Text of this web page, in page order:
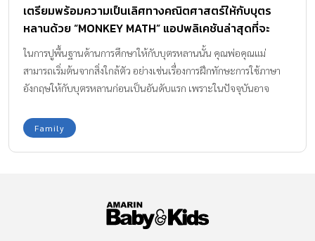
เตรียมพร้อมความเป็นเลิศทางคณิตศาสตร์ให้กับบุตร
หลานด้วย “MONKEY MATH” แอปพลิเคชันล่าสุดที่จะ
ทำให้การเรียนคณิตศาสตร์เป็นเรื่องง่าย
ในการปูพื้นฐานด้านการศึกษาให้กับบุตรหลานนั้น คุณพ่อคุณแม่
สามารถเริ่มต้นจากสิ่งใกล้ตัว อย่างเช่นเรื่องการฝึกทักษะการใช้ภาษา
อังกฤษให้กับบุตรหลานก่อนเป็นอันดับแรก เพราะในปัจจุบันอาจ
เกี่ยวข้อง ดังนั้น การมีทักษะทางภาษาอังกฤษที่แข็งแรงย่อมเป็นข้อได้
เปรียบ
Family